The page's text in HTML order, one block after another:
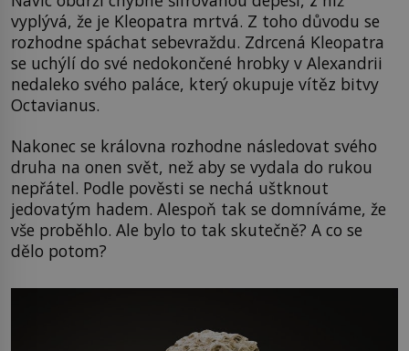
vyplývá, že je Kleopatra mrtvá. Z toho důvodu se
rozhodne spáchat sebevraždu. Zdrcená Kleopatra
se uchýlí do své nedokončené hrobky v Alexandrii
nedaleko svého paláce, který okupuje vítěz bitvy
Octavianus.
Nakonec se královna rozhodne následovat svého
druha na onen svět, než aby se vydala do rukou
nepřátel. Podle pověsti se nechá uštknout
jedovatým hadem. Alespoň tak se domníváme, že
vše proběhlo. Ale bylo to tak skutečně? A co se
dělo potom?